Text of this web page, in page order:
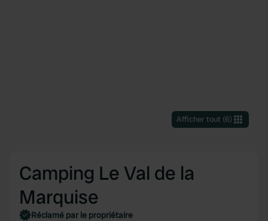
Afficher tout(6)
Camping Le Val de la
Marquise
Réclamé par le propriétaire